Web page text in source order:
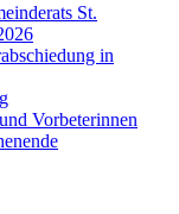
St.
in
Vorbeterinnen